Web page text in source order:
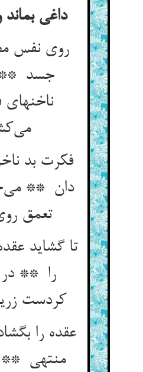
داغی بماند و نقصانی
روی نفس
جسد **
می‌کشد
فکرت بد
دان **
تا گشاید
را **
عقده را
منتهی **